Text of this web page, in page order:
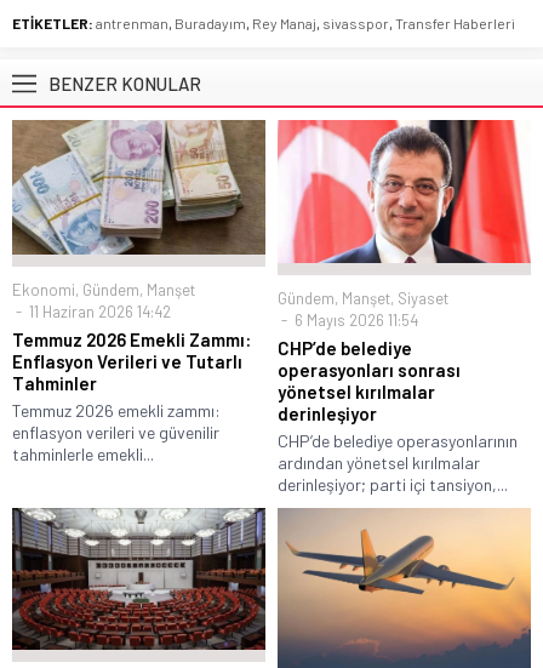
ETİKETLER: antrenman, Buradayım, Rey Manaj, sivasspor, Transfer Haberleri
BENZER KONULAR
Ekonomi, Gündem, Manşet
11 Haziran 2026 14:42
Temmuz 2026 Emekli Zammı:
Enflasyon Verileri ve Tutarlı
Tahminler
Temmuz 2026 emekli zammı:
enflasyon verileri ve güvenilir
tahminlerle emekli...
Gündem, Manşet, Siyaset
6 Mayıs 2026 11:54
CHP’de belediye
operasyonları sonrası
yönetsel kırılmalar
derinleşiyor
CHP’de belediye operasyonlarının
ardından yönetsel kırılmalar
derinleşiyor; parti içi tansiyon,...